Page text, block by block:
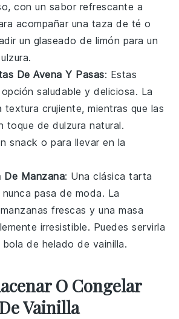
con un sabor refrescante a
acompañar una taza de té o
un glaseado de limón para un
De Avena Y Pasas: Estas
saludable y deliciosa. La
textura crujiente, mientras que las
toque de dulzura natural.
snack o para llevar en la
De Manzana: Una clásica tarta
nunca pasa de moda. La
manzanas frescas y una masa
irresistible. Puedes servirla
bola de helado de vainilla.
O Congelar
Vainilla